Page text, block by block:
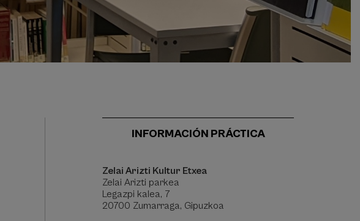
INFORMACIÓN PRÁCTICA
Zelai Arizti Kultur Etxea
Zelai Arizti parkea
Legazpi kalea, 7
20700 Zumarraga, Gipuzkoa